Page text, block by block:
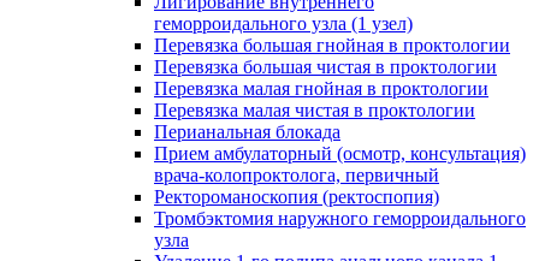
геморроидального узла (1 узел)
Перевязка большая гнойная в проктологии
Перевязка большая чистая в проктологии
Перевязка малая гнойная в проктологии
Перевязка малая чистая в проктологии
Перианальная блокада
Прием амбулаторный (осмотр, консультация)
врача-колопроктолога, первичный
Ректороманоскопия (ректоспопия)
Тромбэктомия наружного геморроидального
узла